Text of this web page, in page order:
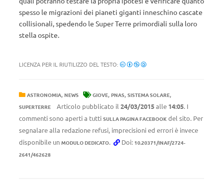
spesso le migrazioni dei pianeti giganti inneschino cascate
collisionali, spedendo le Super Terre primordiali sulla loro
stella ospite.
LICENZA PER IL RIUTILIZZO DEL TESTO:
ASTRONOMIA, NEWS GIOVE, PNAS, SISTEMA SOLARE,
SUPERTERRE Articolo pubblicato il 24/03/2015alle 14:05. I
commenti sono aperti a tutti SULLA PAGINA FACEBOOK del sito. Per
segnalare alla redazione refusi, imprecisioni ed errori è invece
disponibile un MODULO DEDICATO. Doi: 10.20371/INAF/2724-
2641/462628